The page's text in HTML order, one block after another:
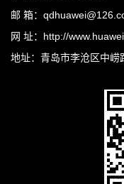
邮 箱：
网 址：http://
地址：青岛市李沧区中崂